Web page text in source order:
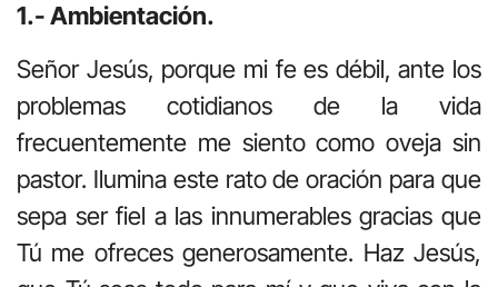
1.- Ambientación.
Señor Jesús, porque mi fe es débil, ante los
problemas cotidianos de la vida
frecuentemente me siento como oveja sin
pastor. Ilumina este rato de oración para que
sepa ser fiel a las innumerables gracias que
Tú me ofreces generosamente. Haz Jesús,